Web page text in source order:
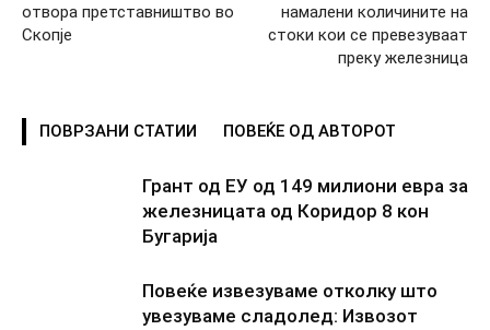
отвора претставништво во
Скопје
намалени количините на
стоки кои се превезуваат
преку железница
ПОВРЗАНИ СТАТИИ ПОВЕЌЕ ОД АВТОРОТ
Грант од ЕУ од 149 милиони евра за
железницата од Коридор 8 кон
Бугарија
Повеќе извезуваме отколку што
увезуваме сладолед: Извозот